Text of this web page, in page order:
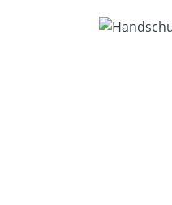
Bildergalerie überspringen